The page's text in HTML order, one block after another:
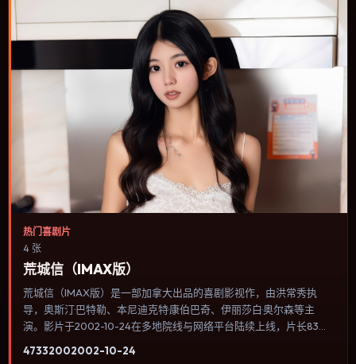
热门喜剧片
4 张
荒城信（IMAX版）
荒城信（IMAX版）是一部加拿大出品的喜剧影视作，由洪常秀执
导，奥斯汀·巴特勒、本尼迪克特·康伯巴奇、伊丽莎白·奥尔森等主
演。影片于2002-10-24在多地院线与网络平台陆续上线，片长83分
47332002002-10-24